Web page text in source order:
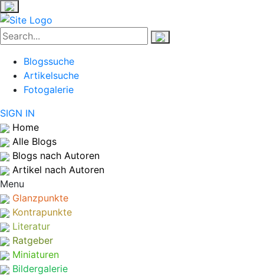
Blogssuche
Artikelsuche
Fotogalerie
SIGN IN
Home
Alle Blogs
Blogs nach Autoren
Artikel nach Autoren
Menu
Glanzpunkte
Kontrapunkte
Literatur
Ratgeber
Miniaturen
Bildergalerie